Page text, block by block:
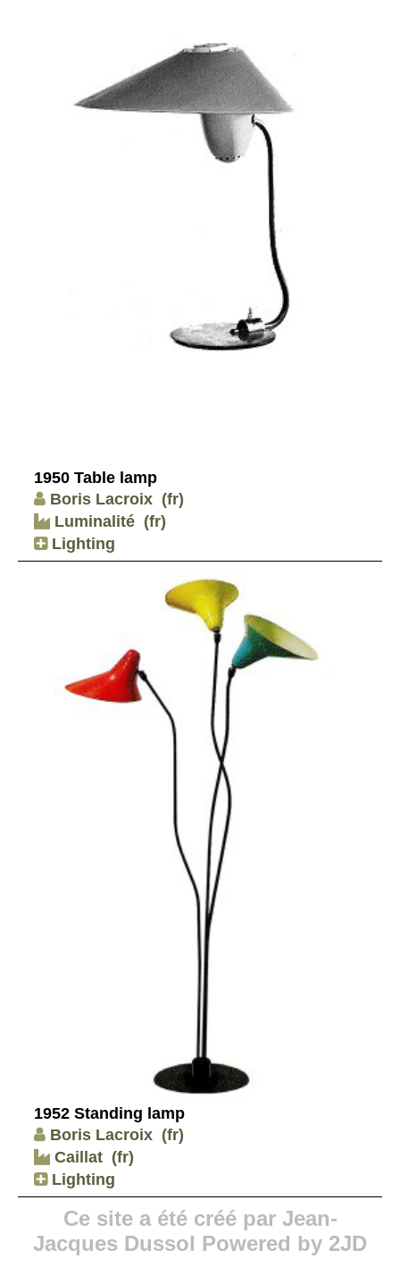
1950 Table lamp
Boris Lacroix (fr)
Luminalité (fr)
Lighting
1952 Standing lamp
Boris Lacroix (fr)
Caillat (fr)
Lighting
Ce site a été créé par Jean-
Jacques Dussol Powered by 2JD